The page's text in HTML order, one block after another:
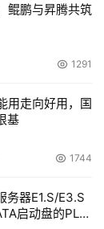
鲲鹏与昇腾共筑
1291
用走向好用，国
基
1744
务器E1.S/E3.S
启动盘的PLP